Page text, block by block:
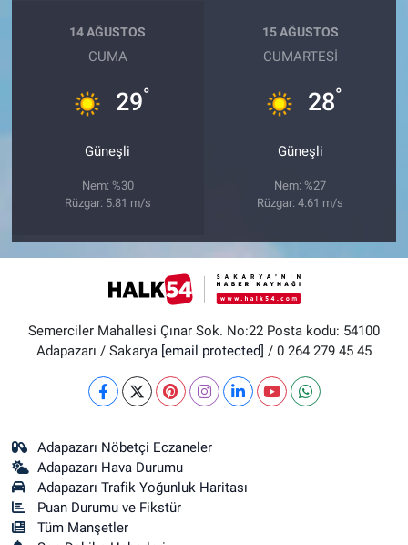
14 AĞUSTOS
CUMA
29°
Güneşli
Nem: %30
Rüzgar: 5.81 m/s
15 AĞUSTOS
CUMARTESI
28°
Güneşli
Nem: %27
Rüzgar: 4.61 m/s
Semerciler Mahallesi Çınar Sok. No:22 Posta kodu: 54100
Adapazarı / Sakarya [email protected] / 0 264 279 45 45
Adapazarı Nöbetçi Eczaneler
Adapazarı Hava Durumu
Adapazarı Trafik Yoğunluk Haritası
Puan Durumu ve Fikstür
Tüm Manşetler